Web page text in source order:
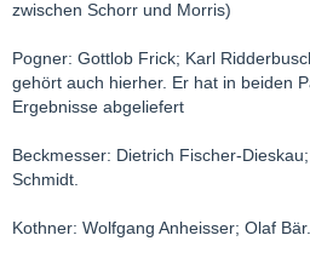
zwischen Schorr und Morris)
Pogner: Gottlob Frick; Karl
gehört auch hierher. Er hat in beiden
Ergebnisse abgeliefert
Beckmesser: Dietrich Fischer-
Schmidt.
Kothner: Wolfgang Anheisser; Olaf Bär.